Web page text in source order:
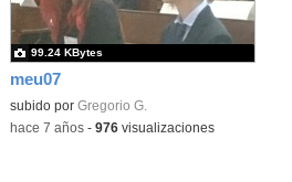
meu07
subido por Gregorio G.
99.24 KBytes
-hace 7 años- 976visualizaciones